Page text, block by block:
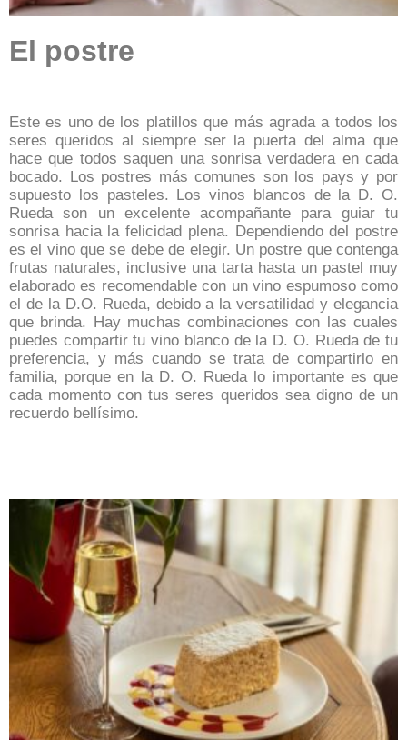
El postre
Este es uno de los platillos que más agrada a todos los
seres queridos al siempre ser la puerta del alma que
hace que todos saquen una sonrisa verdadera en cada
bocado. Los postres más comunes son los pays y por
supuesto los pasteles. Los vinos blancos de la D. O.
Rueda son un excelente acompañante para guiar tu
sonrisa hacia la felicidad plena. Dependiendo del postre
es el vino que se debe de elegir. Un postre que contenga
frutas naturales, inclusive una tarta hasta un pastel muy
elaborado es recomendable con un vino espumoso como
el de la D.O. Rueda, debido a la versatilidad y elegancia
que brinda. Hay muchas combinaciones con las cuales
puedes compartir tu vino blanco de la D. O. Rueda de tu
preferencia, y más cuando se trata de compartirlo en
familia, porque en la D. O. Rueda lo importante es que
cada momento con tus seres queridos sea digno de un
recuerdo bellísimo.